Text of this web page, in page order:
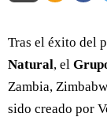
Tras el éxito del
Natural, el
Zambia,
sido creado por